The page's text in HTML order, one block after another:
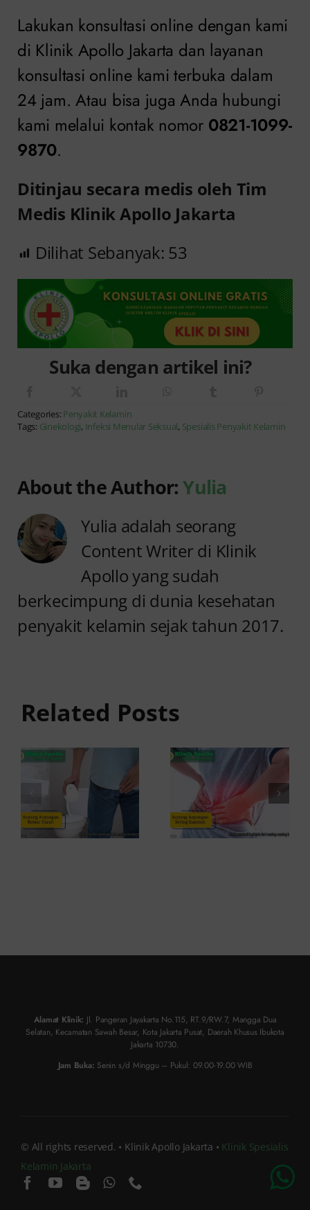
Lakukan konsultasi online dengan kami
di Klinik Apollo Jakarta dan layanan
konsultasi online kami terbuka dalam
24 jam. Atau bisa juga Anda hubungi
kami melalui kontak nomor 0821-1099-
9870.
Ditinjau secara medis oleh Tim
Medis Klinik Apollo Jakarta
Dilihat Sebanyak: 53
Suka dengan artikel ini?
Categories: Penyakit Kelamin
Tags: Ginekologi, Infeksi Menular Seksual, Spesialis Penyakit Kelamin
About the Author:Yulia
Yulia adalah seorang
Content Writer di Klinik
Apollo yang sudah
berkecimpung di dunia kesehatan
penyakit kelamin sejak tahun 2017.
Related Posts
Anyang
Darah:
Penyebab
dan Kapan
ke Dokter
Kambuh
dan Cara
Atasinya
Alamat Klinik: Jl. Pangeran Jayakarta No.115, RT.9/RW.7, Mangga Dua
Selatan, Kecamatan Sawah Besar, Kota Jakarta Pusat, Daerah Khusus Ibukota
Jakarta 10730.
Jam Buka: Senin s/d Minggu – Pukul: 09.00-19.00 WIB
© All rights reserved. • Klinik Apollo Jakarta • Klinik Spesialis
Kelamin Jakarta